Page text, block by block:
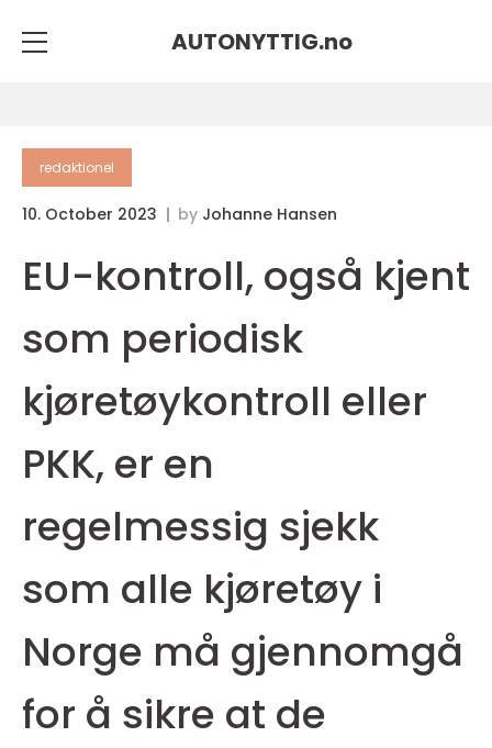
AUTONYTTIG.no
redaktionel
10. October 2023 by Johanne Hansen
EU-kontroll, også kjent
som periodisk
kjøretøykontroll eller
PKK, er en
regelmessig sjekk
som alle kjøretøy i
Norge må gjennomgå
for å sikre at de